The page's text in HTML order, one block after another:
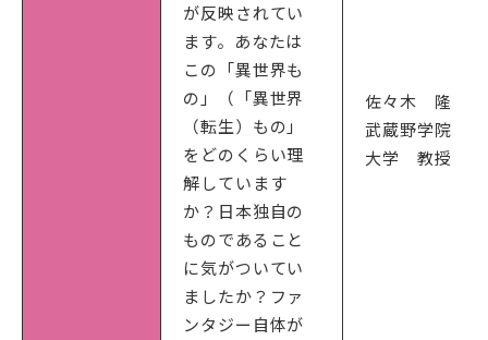
が反映されてい
ます。あなたは
この「異世界も
の」（「異世界
（転生）もの」
をどのくらい理
解しています
か？日本独自の
ものであること
に気がついてい
ましたか？ファ
ンタジー自体が
佐々木 隆
武蔵野学院
大学 教授